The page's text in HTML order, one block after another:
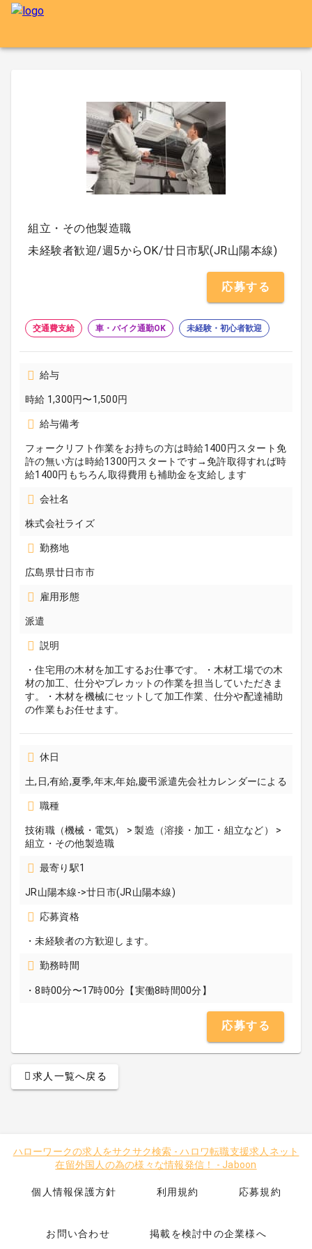
組立・その他製造職
未経験者歓迎/週5からOK/廿日市駅(JR山陽本線)
応募する
交通費支給 車・バイク通勤OK 未経験・初心者歓迎
給与
時給 1,300円〜1,500円
給与備考
フォークリフト作業をお持ちの方は時給1400円スタート免
許の無い方は時給1300円スタートです→免許取得すれば時
給1400円もちろん取得費用も補助金を支給します
会社名
株式会社ライズ
勤務地
広島県廿日市市
雇用形態
派遣
説明
・住宅用の木材を加工するお仕事です。・木材工場での木
材の加工、仕分やプレカットの作業を担当していただきま
す。・木材を機械にセットして加工作業、仕分や配達補助
の作業もお任せます。
休日
土,日,有給,夏季,年末,年始,慶弔派遣先会社カレンダーによる
職種
技術職（機械・電気） > 製造（溶接・加工・組立など） >
組立・その他製造職
最寄り駅1
JR山陽本線->廿日市(JR山陽本線)
応募資格
・未経験者の方歓迎します。
勤務時間
・8時00分〜17時00分【実働8時間00分】
応募する
求人一覧へ戻る
ハローワークの求人をサクサク検索 -ハロワ転職支援求人ネット
在留外国人の為の様々な情報発信！
- Jaboon
個人情報保護方針 利用規約 応募規約
お問い合わせ 掲載を検討中の企業様へ